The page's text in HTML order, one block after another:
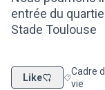
entrée du
Stade Toulouse
Like Filtrer
Cadre
vie